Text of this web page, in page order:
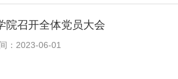
院召开全体党员大会
：2023-06-01